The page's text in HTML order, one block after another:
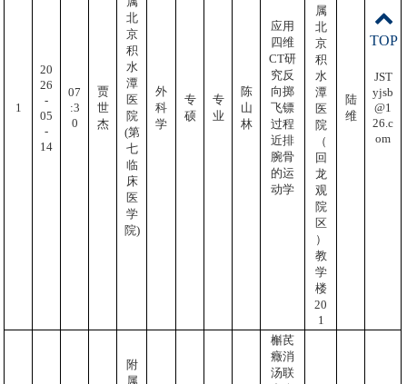
1
20
26
-
05
-
14
07
:3
0
贾
世
杰
北
京
积
水
潭
医
院
(第
七
临
床
医
学
院)
外
科
学
专
硕
专
业
陈
山
林
应用
四维
CT研
究反
向掷
飞镖
过程
近排
腕骨
的运
动学
属
北
京
积
水
潭
医
院
（
回
龙
观
院
区
）
教
学
楼
20
1
陆
维
JST
yjsb
@1
26.c
om
附
属
槲芪
癥消
汤联
TOP